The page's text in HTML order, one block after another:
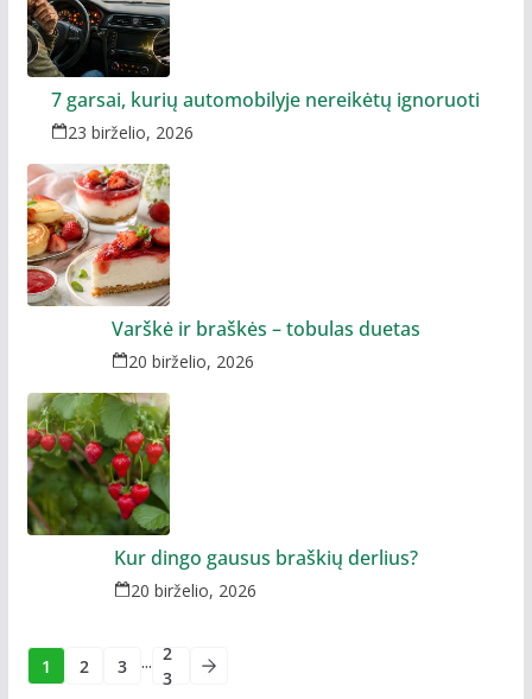
7 garsai, kurių automobilyje nereikėtų ignoruoti
23 birželio, 2026
Varškė ir braškės – tobulas duetas
20 birželio, 2026
Kur dingo gausus braškių derlius?
20 birželio, 2026
1 2 3 ... 2
3